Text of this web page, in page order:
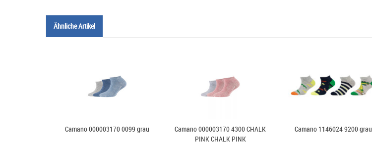
Ähnliche Artikel
Camano 000003170 0099 grau
Camano 000003170 4300 CHALK
PINK CHALK PINK
Camano 1146024 9200 grau